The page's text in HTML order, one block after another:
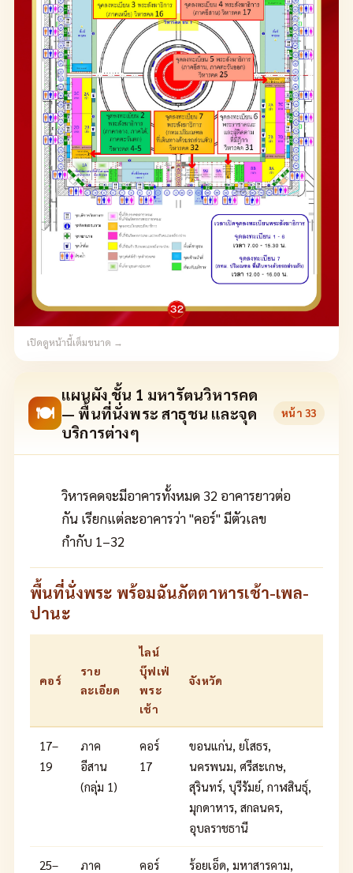
เปิดดูหน้านี้เต็มขนาด →
🍽
แผนผัง ชั้น 1 มหารัตนวิหารคด
— พื้นที่นั่งพระ สาธุชน และจุด
บริการต่างๆ
หน้า 33
วิหารคดจะมีอาคารทั้งหมด 32 อาคารยาวต่อ
กัน เรียกแต่ละอาคารว่า "คอร์" มีตัวเลข
กำกับ 1–32
พื้นที่นั่งพระ พร้อมฉันภัตตาหารเช้า-เพล-
ปานะ
คอร์
ราย
ละเอียด
ไลน์
บุ๊ฟเฟ่
พระ
เช้า
จังหวัด
17–
19
ภาค
อีสาน
(กลุ่ม 1)
คอร์
17
ขอนแก่น, ยโสธร,
นครพนม, ศรีสะเกษ,
สุรินทร์, บุรีรัมย์, กาฬสินธุ์,
มุกดาหาร, สกลนคร,
อุบลราชธานี
25–
ภาค
คอร์
ร้อยเอ็ด, มหาสารคาม,